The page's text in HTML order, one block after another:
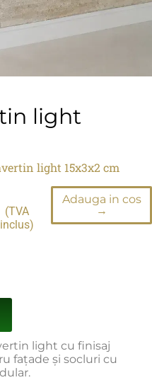
light
light 15x3x2 cm
(TVA
inclus)
Adauga in cos
→
light cu finisaj
fațade și socluri cu